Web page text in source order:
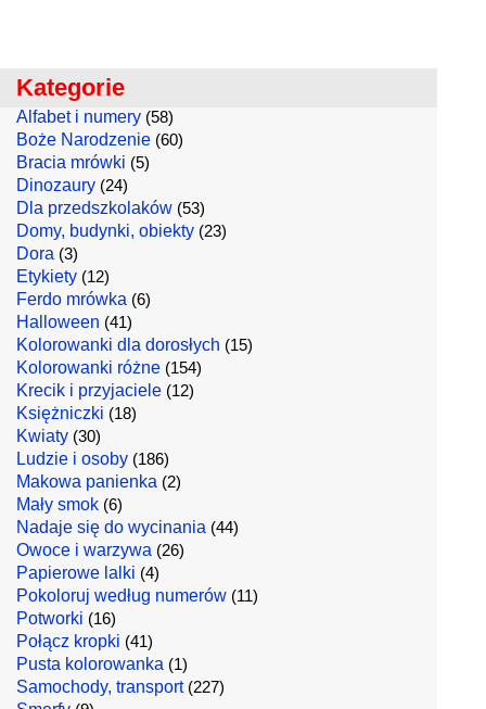
Kategorie
Alfabet i numery (58)
Boże Narodzenie (60)
Bracia mrówki (5)
Dinozaury (24)
Dla przedszkolaków (53)
Domy, budynki, obiekty (23)
Dora (3)
Etykiety (12)
Ferdo mrówka (6)
Halloween (41)
Kolorowanki dla dorosłych (15)
Kolorowanki różne (154)
Krecik i przyjaciele (12)
Księżniczki (18)
Kwiaty (30)
Ludzie i osoby (186)
Makowa panienka (2)
Mały smok (6)
Nadaje się do wycinania (44)
Owoce i warzywa (26)
Papierowe lalki (4)
Pokoloruj według numerów (11)
Potworki (16)
Połącz kropki (41)
Pusta kolorowanka (1)
Samochody, transport(227)